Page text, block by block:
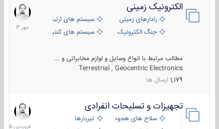
الکترونیک زمینی
رادارهای زمینی
سیستم های ارتباطی و جمع آوری
جنگ الکترونیک
سیستم های کنترل آتش و تجهیزات
مطالب مرتبط با انواع وسایل و لوازم مخابراتی و ...
Terrestrial , Geocentric Electronics
1,179 ارسال ها
1
مهر
1403
تجهیزات و تسلیحات انفرادی
سلاح های هجومی
تیربارها
17
فروردین
1405